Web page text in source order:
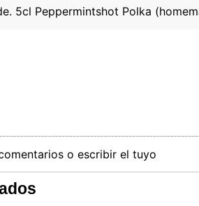
5cl Peppermintshot Polka
o escribir el tuyo
usuario, mejorar
Puede rechazar